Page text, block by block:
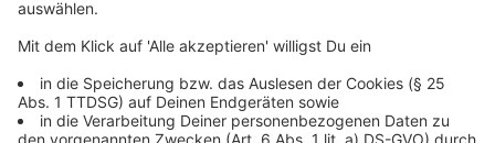
Informationen von den Schülern bekommen und sich
dann bei der Bezirksregierung erkundigt, warum er
Anzeige